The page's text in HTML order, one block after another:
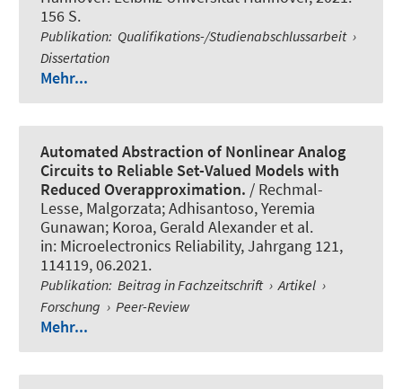
156 S.
Publikation: Qualifikations-/Studienabschlussarbeit ›
Dissertation
Mehr...
Automated Abstraction of Nonlinear Analog
Circuits to Reliable Set-Valued Models with
Reduced Overapproximation. / Rechmal-
Lesse, Malgorzata; Adhisantoso, Yeremia
Gunawan; Koroa, Gerald Alexander et al.
in: Microelectronics Reliability, Jahrgang 121,
114119, 06.2021.
Publikation: Beitrag in Fachzeitschrift › Artikel ›
Forschung › Peer-Review
Mehr...